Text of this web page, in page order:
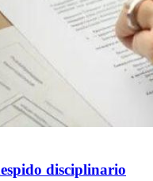
disciplinario